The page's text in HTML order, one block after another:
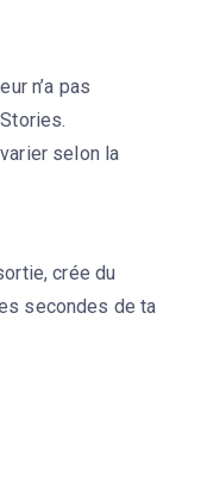
n’a pas
selon la
crée du
secondes de ta